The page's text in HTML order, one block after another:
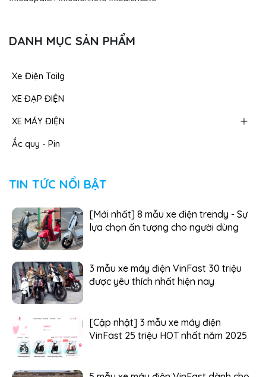
DANH MỤC SẢN PHẨM
Xe Điện Tailg
XE ĐẠP ĐIỆN
XE MÁY ĐIỆN
Ắc quy - Pin
TIN TỨC NỔI BẬT
[Mới nhất] 8 mẫu xe điện trendy - Sự
lựa chọn ấn tượng cho người dùng
3 mẫu xe máy điện VinFast 30 triệu
được yêu thích nhất hiện nay
[Cập nhật] 3 mẫu xe máy điện
VinFast 25 triệu HOT nhất năm 2025